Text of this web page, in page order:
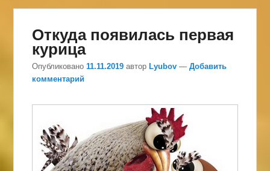
Откуда появилась первая
курица
Опубликовано11.11.2019 автор Lyubov —Добавить
комментарий